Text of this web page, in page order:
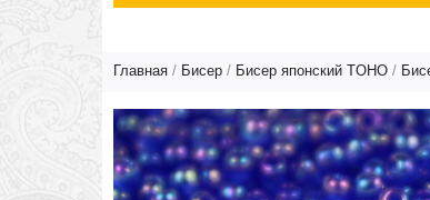
Главная / Бисер / Бисер японский TOHO /